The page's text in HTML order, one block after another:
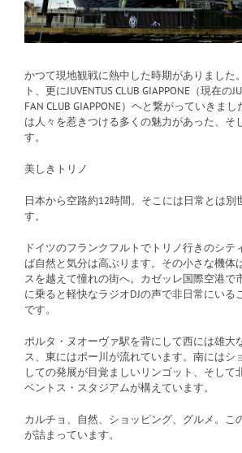
かつて現地観戦に熱中した時期がありました
ト、更にJUVENTUS CLUB GIAPPONE（現在の
FAN CLUB GIAPPONE）ヘと繋がっていきま
は人々を惹きつける多くの魅力があった、そ
す。
美しきトリノ
日本から空路約12時間。そこには日常とは別
す。
ドイツのフランクフルトでトリノ行きのシテ
ば自然と気分は高ぶります。その小さな機体
スを越えて憧れの街へ。カゼッレ国際空港で
に乗ると軽快なラジオDJの声で非日常にいる
です。
ポルタ・ヌオーヴァ駅を背にして西には雄大
ス、東にはポー川が流れています。南にはシ
しての発展が目覚ましいリンゴット、そして
ベントス・スタジアムが構えています。
カルチョ、自然、ショッピング、グルメ。こ
が詰まっています。